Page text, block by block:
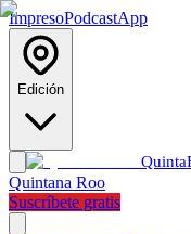
ImpresoPodcastApp
Edición
Quinta
Quintana Roo
Suscríbete gratis